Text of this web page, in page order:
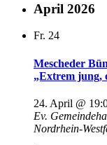
April 2026
Fr. 24
Mescheder
„Extrem jung,
24. April @
Ev.
Nordrhein-